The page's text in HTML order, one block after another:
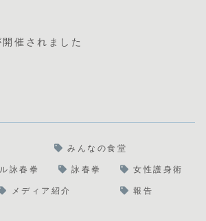
催されました
みんなの食堂
詠春拳 詠春拳 女性護身術
メディア紹介 報告